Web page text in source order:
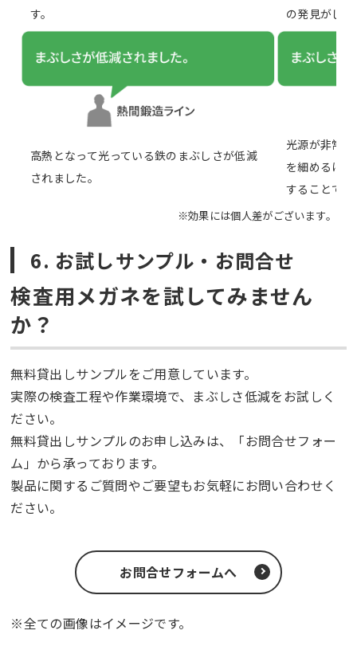
す。
の発見がし
高熱となって光っている鉄のまぶしさが低減
されました。
光源が非常
を細めるほ
することで
※効果には個人差がございます。
6. お試しサンプル・お問合せ
検査用メガネを試してみません
か？
無料貸出しサンプルをご用意しています。
実際の検査工程や作業環境で、まぶしさ低減をお試しく
ださい。
無料貸出しサンプルのお申し込みは、「お問合せフォー
ム」から承っております。
製品に関するご質問やご要望もお気軽にお問い合わせく
ださい。
お問合せフォームへ
※全ての画像はイメージです。